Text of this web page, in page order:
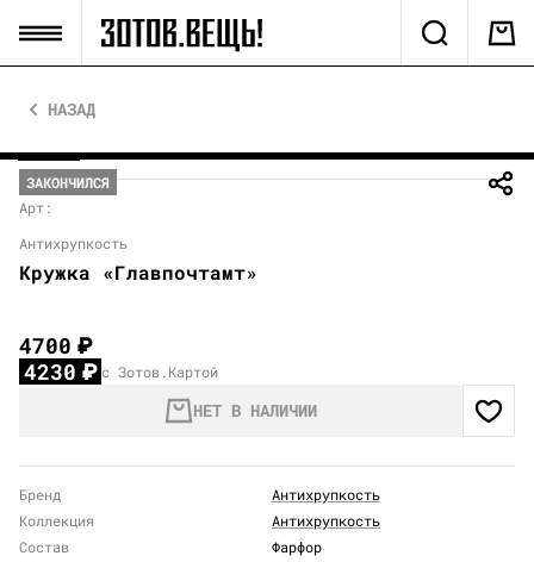
НАЗАД
ЗАКОНЧИЛСЯ
Арт:
Антихрупкость
Кружка «Главпочтамт»
4700₽
4230₽ с Зотов.Картой
НЕТ В НАЛИЧИИ
Бренд
Антихрупкость
Коллекция
Антихрупкость
Состав
Фарфор